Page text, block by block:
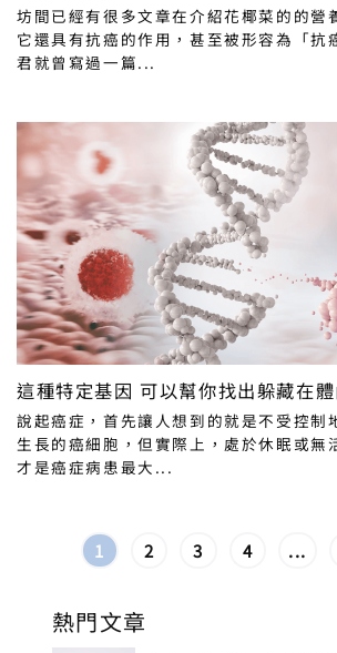
坊間已經有很多文章在介紹花椰菜的的營
它還具有抗癌的作用，甚至被形容為「抗
君就曾寫過一篇...
這種特定基因 可以幫你找出躲藏在
說起癌症，首先讓人想到的就是不受控制
生長的癌細胞，但實際上，處於休眠或無
才是癌症病患最大...
1 2 3 4 ...
熱門文章